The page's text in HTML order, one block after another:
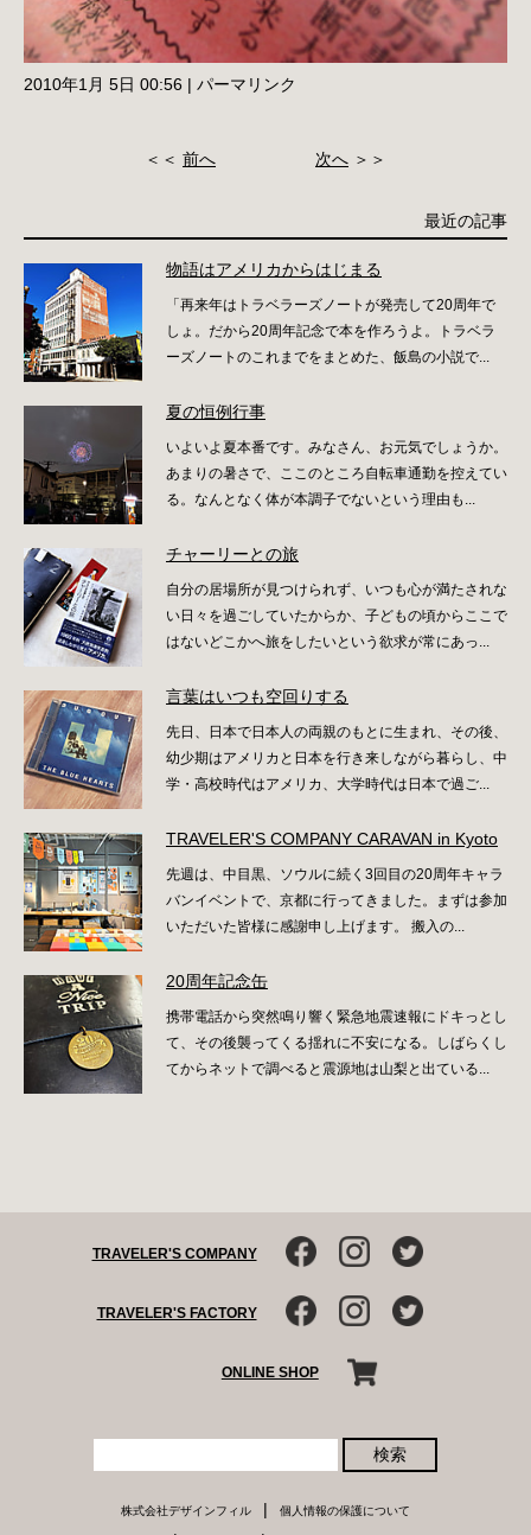
2010年1月 5日 00:56 | パーマリンク
＜＜ 前へ 次へ ＞＞
最近の記事
物語はアメリカからはじまる
「再来年はトラベラーズノートが発売して20周年で
しょ。だから20周年記念で本を作ろうよ。トラベラ
ーズノートのこれまでをまとめた、飯島の小説で...
夏の恒例行事
いよいよ夏本番です。みなさん、お元気でしょうか。
あまりの暑さで、ここのところ自転車通勤を控えてい
る。なんとなく体が本調子でないという理由も...
チャーリーとの旅
自分の居場所が見つけられず、いつも心が満たされな
い日々を過ごしていたからか、子どもの頃からここで
はないどこかへ旅をしたいという欲求が常にあっ...
言葉はいつも空回りする
先日、日本で日本人の両親のもとに生まれ、その後、
幼少期はアメリカと日本を行き来しながら暮らし、中
学・高校時代はアメリカ、大学時代は日本で過ご...
TRAVELER'S COMPANY CARAVAN in Kyoto
先週は、中目黒、ソウルに続く3回目の20周年キャラ
バンイベントで、京都に行ってきました。まずは参加
いただいた皆様に感謝申し上げます。 搬入の...
20周年記念缶
携帯電話から突然鳴り響く緊急地震速報にドキっとし
て、その後襲ってくる揺れに不安になる。しばらくし
てからネットで調べると震源地は山梨と出ている...
TRAVELER'S COMPANY
TRAVELER'S FACTORY
ONLINE SHOP
検索
株式会社デザインフィル | 個人情報の保護について